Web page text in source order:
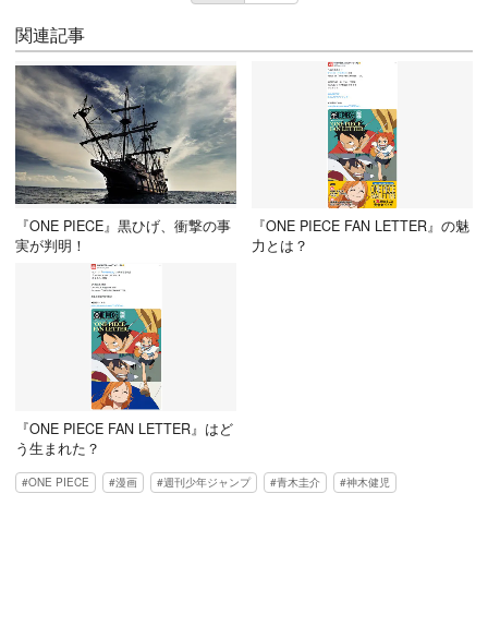
関連記事
『ONE PIECE』黒ひげ、衝撃の事
実が判明！
『ONE PIECE FAN LETTER』の魅
力とは？
『ONE PIECE FAN LETTER』はど
う生まれた？
ONE PIECE 漫画 週刊少年ジャンプ 青木圭介 神木健児